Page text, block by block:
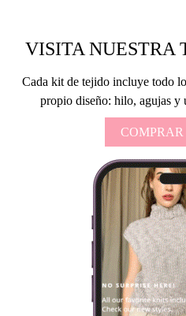
VISITA NUESTRA
Cada kit de tejido incluye todo
propio diseño: hilo, agujas y